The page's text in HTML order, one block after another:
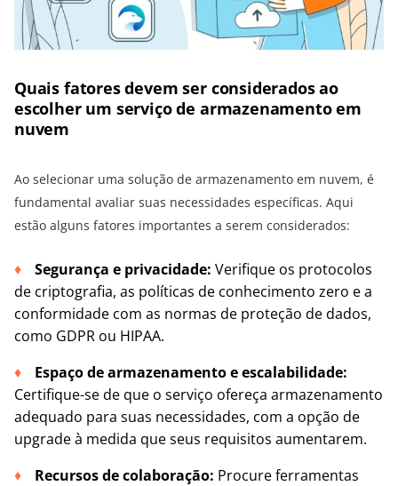
Quais fatores devem ser considerados ao
escolher um serviço de armazenamento em
nuvem
Ao selecionar uma solução de armazenamento em nuvem, é
fundamental avaliar suas necessidades específicas. Aqui
estão alguns fatores importantes a serem considerados:
Segurança e privacidade: Verifique os protocolos
de criptografia, as políticas de conhecimento zero e a
conformidade com as normas de proteção de dados,
como GDPR ou HIPAA.
Espaço de armazenamento e escalabilidade:
Certifique-se de que o serviço ofereça armazenamento
adequado para suas necessidades, com a opção de
upgrade à medida que seus requisitos aumentarem.
Recursos de colaboração: Procure ferramentas